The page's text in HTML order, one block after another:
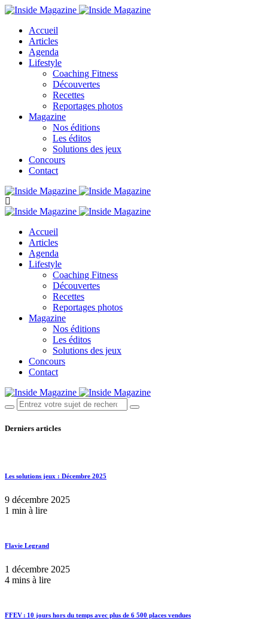
Accueil
Articles
Agenda
Lifestyle
Coaching Fitness
Découvertes
Recettes
Reportages photos
Magazine
Nos éditions
Les éditos
Solutions des jeux
Concours
Contact
Accueil
Articles
Agenda
Lifestyle
Coaching Fitness
Découvertes
Recettes
Reportages photos
Magazine
Nos éditions
Les éditos
Solutions des jeux
Concours
Contact
Derniers articles
Les solutions jeux : Décembre 2025
9 décembre 2025
1 min à lire
Flavie Legrand
1 décembre 2025
4 mins à lire
FFEV : 10 jours hors du temps avec plus de 6 500 places vendues